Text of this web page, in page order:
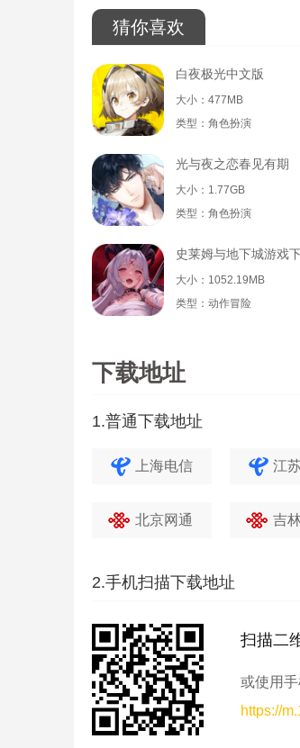
猜你喜欢
白夜极光中文版
大小：477MB
类型：角色扮演
光与夜之恋春见有期
大小：1.77GB
类型：角色扮演
史莱姆与地下城游戏下
大小：1052.19MB
类型：动作冒险
下载地址
1.普通下载地址
上海电信 江
北京网通 吉
2.手机扫描下载地址
扫描二
或使用
https://